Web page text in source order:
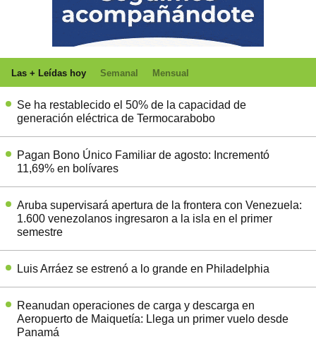
Las + Leídas hoy Semanal Mensual
Se ha restablecido el 50% de la capacidad de
generación eléctrica de Termocarabobo
Pagan Bono Único Familiar de agosto: Incrementó
11,69% en bolívares
Aruba supervisará apertura de la frontera con Venezuela:
1.600 venezolanos ingresaron a la isla en el primer
semestre
Luis Arráez se estrenó a lo grande en Philadelphia
Reanudan operaciones de carga y descarga en
Aeropuerto de Maiquetía: Llega un primer vuelo desde
Panamá